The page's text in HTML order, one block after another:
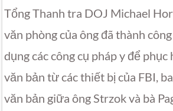
Tổng Thanh tra DOJ Michael
văn phòng của ông đã thành
dụng các công cụ pháp y để phục
văn bản từ các thiết bị của FBI,
văn bản giữa ông Strzok và bà